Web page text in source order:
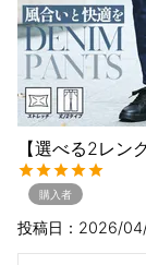
【選べる2レン
購入者
投稿日 2026/